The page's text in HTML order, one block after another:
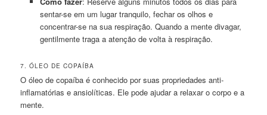
sentar-se em um lugar tranquilo, fechar os olhos e
concentrar-se na sua respiração. Quando a mente divagar,
gentilmente traga a atenção de volta à respiração.
7. ÓLEO DE COPAÍBA
O óleo de copaíba é conhecido por suas propriedades anti-
inflamatórias e ansiolíticas. Ele pode ajudar a relaxar o corpo e a
mente.